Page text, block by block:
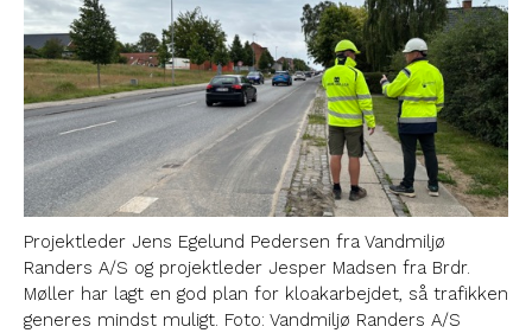
Projektleder Jens Egelund Pedersen fra Vandmiljø
Randers A/S og projektleder Jesper Madsen fra Brdr.
Møller har lagt en god plan for kloakarbejdet, så trafikken
generes mindst muligt. Foto: Vandmiljø Randers A/S